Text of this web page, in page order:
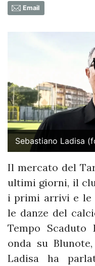
Email
Sebastiano Ladisa
Il mercato del
ultimi giorni, il
i primi arrivi e le
le danze del
Tempo Scaduto
onda su
Ladisa ha